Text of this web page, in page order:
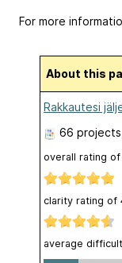
For more
About this
Rakkautesi
66 projects
overall rating of
clarity rating of
average